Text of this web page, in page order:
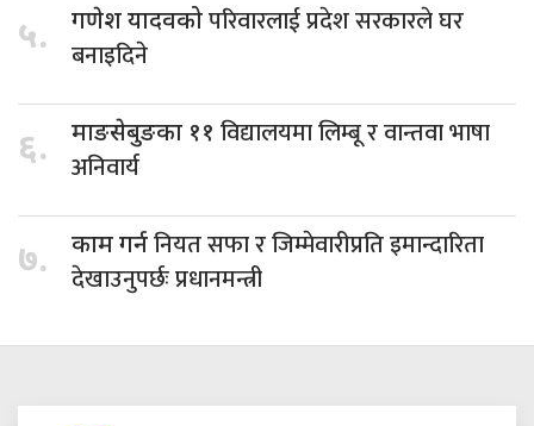
५. गणेश यादवकोपरिवारलाई प्रदेश सरकारले घर
बनाइदिने
६. माङसेबुङका ११ विद्यालयमा लिम्बू र वान्तवा भाषा
अनिवार्य
७. काम गर्ननियत सफा र जिम्मेवारीप्रति इमान्दारिता
देखाउनुपर्छः प्रधानमन्त्री